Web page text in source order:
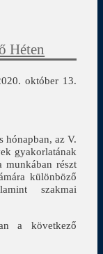
Héten
október 13.
hónapban, az V.
gyakorlatának
munkában részt
különböző
szakmai
a következő